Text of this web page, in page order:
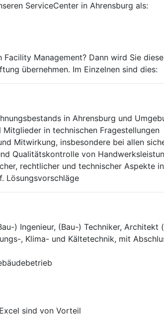
ServiceCenter in Ahrensburg als:
Management? Dann wird Sie
übernehmen. Im Einzelnen sind dies:
in Ahrensburg und
in technischen Fragestellungen
Mitwirkung, insbesondere bei allen
Qualitätskontrolle von
rechtlicher und technischer Aspekte
Lösungsvorschläge
) Ingenieur, (Bau-) Techniker,
, Klima- und Kältetechnik, mit
sind von Vorteil